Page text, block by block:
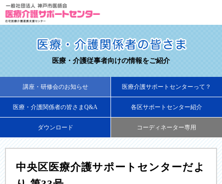
医療・介護従事者向けの情報をご紹介
講座・研修会のお知らせ 医療介護サポートセンターって？
医療・介護関係者の皆さまQ&A 各区サポートセンター紹介
ダウンロード コーディネーター専用
中央区医療介護サポートセンターだよ